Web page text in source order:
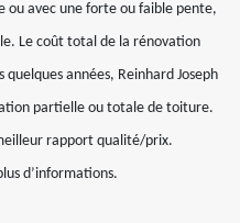
avec une forte ou faible pente,
Le coût total de la rénovation
années, Reinhard Joseph
partielle ou totale de toiture.
rapport qualité/prix.
d’informations.